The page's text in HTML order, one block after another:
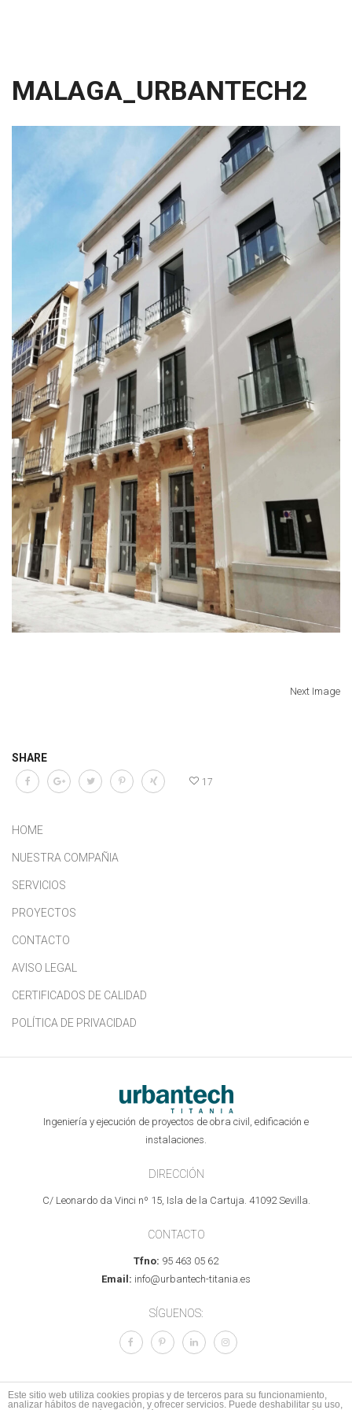
MALAGA_URBANTECH2
Next Image
SHARE
17
HOME
NUESTRA COMPAÑIA
SERVICIOS
PROYECTOS
CONTACTO
AVISO LEGAL
CERTIFICADOS DE CALIDAD
POLÍTICA DE PRIVACIDAD
Ingeniería y ejecución de proyectos de obra civil, edificación e
instalaciones.
DIRECCIÓN
C/ Leonardo da Vinci nº 15, Isla de la Cartuja. 41092 Sevilla.
CONTACTO
Tfno: 95 463 05 62
Email: info@urbantech-titania.es
SÍGUENOS:
Este sitio web utiliza cookies propias y de terceros para su funcionamiento,
analizar hábitos de navegación, y ofrecer servicios. Puede deshabilitar su uso,